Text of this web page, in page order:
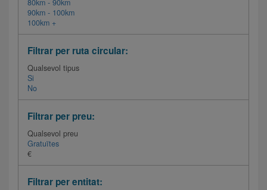
80km - 90km
90km - 100km
100km +
Filtrar per ruta circular:
Qualsevol tipus
Si
No
Filtrar per preu:
Qualsevol preu
Gratuïtes
€
Filtrar per entitat: